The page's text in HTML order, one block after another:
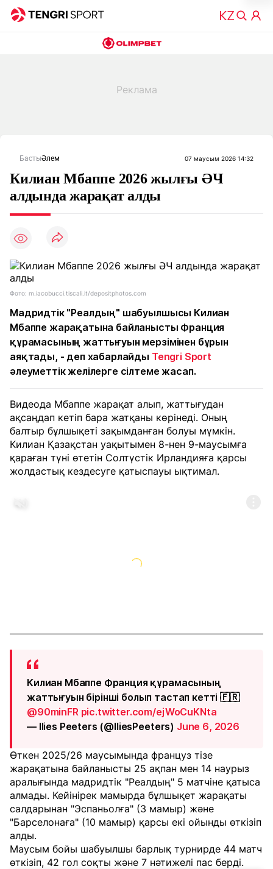
БастыӘлем 07 маусым 2026 14:32
Килиан Мбаппе 2026 жылғы ӘЧ
алдында жарақат алды
Фото: m.iacobucci.tiscali.it/depositphotos.com
Мадридтік "Реалдың" шабуылшысы Килиан
Мбаппе жарақатына байланысты Франция
құрамасының жаттығуын мерзімінен бұрын
аяқтады, - деп хабарлайды Tengri Sport
әлеуметтік желілерге сілтеме жасап.
Видеода Мбаппе жарақат алып, жаттығудан
ақсаңдап кетіп бара жатқаны көрінеді. Оның
балтыр бұлшықеті зақымданған болуы мүмкін.
Килиан Қазақстан уақытымен 8-нен 9-маусымға
қараған түні өтетін Солтүстік Ирландияға қарсы
жолдастық кездесуге қатыспауы ықтимал.
Килиан Мбаппе Франция құрамасының
жаттығуын бірінші болып тастап кетті 🇫🇷
@90minFR pic.twitter.com/ejWoCuKNta
— Ilies Peeters (@IliesPeeters) June 6, 2026
Өткен 2025/26 маусымында француз тізе
жарақатына байланысты 25 ақпан мен 14 наурыз
аралығында мадридтік "Реалдың" 5 матчіне қатыса
алмады. Кейінірек мамырда бұлшықет жарақаты
салдарынан "Эспаньолға" (3 мамыр) және
"Барселонаға" (10 мамыр) қарсы екі ойынды өткізіп
алды.
Маусым бойы шабуылшы барлық турнирде 44 матч
өткізіп, 42 гол соқты және 7 нәтижелі пас берді.